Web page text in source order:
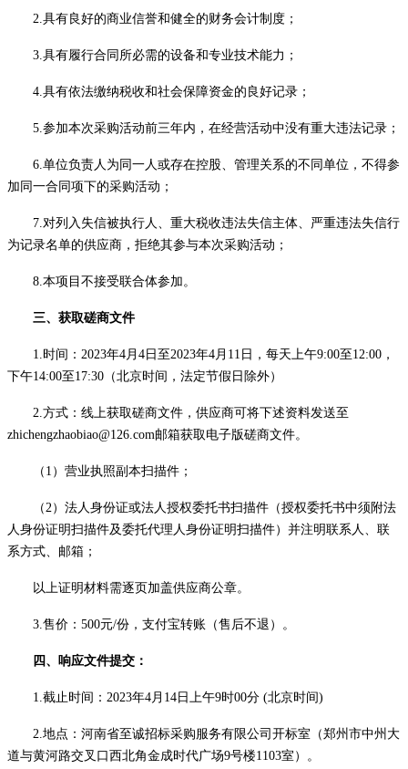
2.具有良好的商业信誉和健全的财务会计制度；
3.具有履行合同所必需的设备和专业技术能力；
4.具有依法缴纳税收和社会保障资金的良好记录；
5.参加本次采购活动前三年内，在经营活动中没有重大违法记录；
6.单位负责人为同一人或存在控股、管理关系的不同单位，不得参
加同一合同项下的采购活动；
7.对列入失信被执行人、 重大税收违法失信主体、严重违法失信行
为记录名单的供应商，拒绝其参与本次采购活动；
8.本项目不接受联合体参加。
三、获取磋商文件
1.时间：2023年4月 4 日至2023年4月 11 日，每天上午9:00至12:00，
下午14:00至17:30（北京时间，法定节假日除外）
2.方式： 线上获取磋商文件， 供应商可将下述资料发送至
zhichengzhaobiao@126.com邮箱获取电子版磋商文件。
（ 1）营业执照副本扫描件；
（2）法人身份证或法人授权委托书扫描件（授权委托书中须附法
人身份证明扫描件及委托代理人身份证明扫描件）并注明联系人、联
系方式、邮箱；
以上证明材料需逐页加盖供应商公章。
3.售价：500元/份，支付宝转账（售后不退）。
四、 响应文件提交 ：
1.截止时间： 2023年4月 14 日 上午9时00分 (北京时间)
2.地点：河南省至诚招标采购服务有限公司开标室（郑州市中州大
道与黄河路交叉口西北角金成时代广场9号楼1103室 ）。